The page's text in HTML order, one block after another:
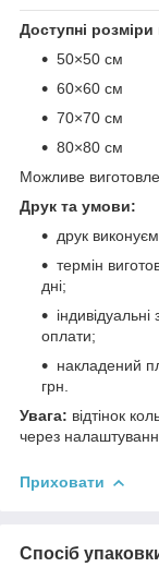
Доступні
50×50 см
60×60 см
70×70 см
80×80 см
Можливе
Друк та умови:
друк
термін
дні;
оплати;
накладений
грн.
Увага: відтінок
через
Приховати
Спосіб